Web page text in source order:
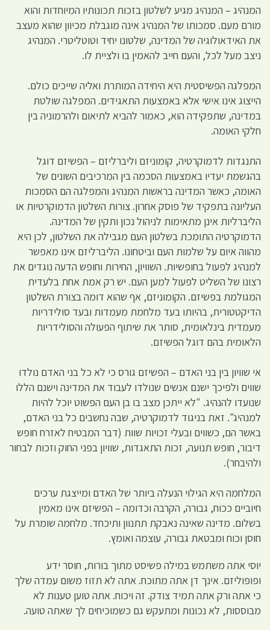
המנהיג – המנהיג מגיע לשלטון בזכות תכונותיו המיוחדות והוא
מורם מעם. סמכותו של המנהיג אינה מוגבלת מכיוון שהוא מעצב
את האידאולוגיה של המדינה, שלטונו יחיד וטוטליטרי. המנהיג
ניצב מעל לכל, והעם חייב להאמין בו ולציית לו.
המפלגה הפשיסטית היא היחידה המותרת ואליה שייכים כולם.
הייצוג אינו אישי אלא באמצעות התאגידים. המפלגה שולטת
במדינה, שתפקידה הוא, כאמור להביא לתיאום ולהרמוניה בין
חלקי האומה.
התנגדות לדמוקרטיה, קומוניזם וליברליזם – הפשיזם דוגל
בהגשמת יעדיו באמצעות הסכמה בין המרכיבים השונים של
האומה, כאשר המדינה בראשות המנהיג והמפלגה הם הסמכות
העליונה בתפקיד של פוסק אחרון. צורות השלטון הדמוקרטיות או
הליברליות אינן מתאימות לניהול נכון ותקין של המדינה.
הדמוקרטיה התומכת בשלטון העם מגבילה את השלטון, לכן היא
מהווה איום על שלמות העם וביטחונו. הליברליזם אינו מאפשר
למנהיג לפעול בחופשיות. השוויון, החירות וחופש הדעה נוגדים את
רצונו של השליט לפעול למען העם. יש רק אמת אחת בלעדית
המגולמת בפשיזם. הקומוניזם, אף שהוא דומה בצורת השלטון
הדיקטטורית, בהיותו בעד מלחמת מעמדות ובעד סולידריות
מעמדית בינלאומית, סותר את שיתוף הפעולה והסולידריות
הלאומית בהם דוגל הפשיזם.
אי שוויון בין בני האדם – הפשיזם גורס כי לא כל בני האדם נולדו
שווים ולפיכך ישנם אנשים שנולדו לעבוד את המדינה וישנם הללו
שנועדו להנהיג. "לא ייתכן מצב בו בן העם הפשוט יוכל להיות
למנהיג". זאת בניגוד לדמוקרטיה, שבה נחשבים כל בני האדם,
באשר הם, כשווים ובעלי זכויות שוות (דבר המבטיח לאזרח חופש
דיבור, חופש תנועה, זכות התאגדות, שוויון בפני החוק וזכות לבחור
ולהיבחר).
המלחמה היא הגילוי הנעלה ביותר של האדם ומייצגת ערכים
חיוביים ככוח, גבורה, הקרבה וכדומה – הפשיזם אינו מאמין
בשלום. מדינה שאינה נאבקת תתנוון ותיכחד. מלחמה שומרת על
חוסן וכוח ומבטאת גבורה, עוצמה ואומץ.
יוסי אתה משתמש במילה פשיסט מתוך בורות, חוסר ידע
ופופוליזם. אינך דן אתה מתוכח. אתה לא תזוז משום עמדה שלך
כי אתה ורק אתה תמיד צודק. זה ויכוח. אתה טוען טענות לא
מבוססות, לא נכונות ומתעקש גם כשמוכיחים לך שאתה טועה.